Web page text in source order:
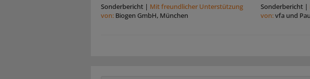
Sonderbericht | Mit freundlicher Unterstützung
von: Biogen GmbH, München
Sonderbericht|
von:vfa und